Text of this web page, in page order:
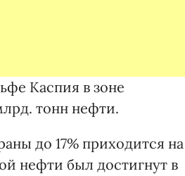
Каспия в зоне
тонн нефти.
до 17% приходится на
нефти был достигнут в